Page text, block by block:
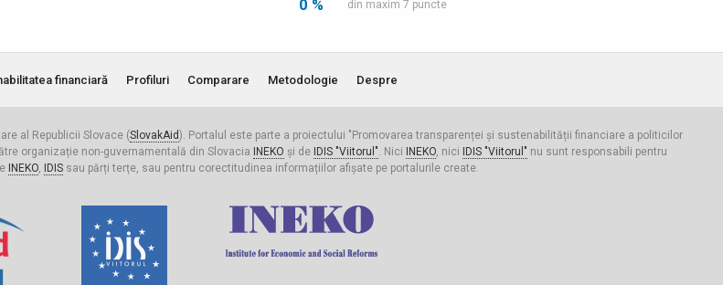
0 % din maxim 7 puncte
financiară Profiluri Comparare Metodologie Despre
al Republicii Slovace (SlovakAid ). Portalul este parte a proiectului "Promovarea transparenței și sustenabilității financiare a politicilor
organizație non-guvernamentală din Slovacia
INEKO și de IDIS "Viitorul". Nici INEKO, nici IDIS "Viitorul" nu sunt responsabili pentru
INEKO, IDISsau părți terțe, sau pentru corectitudinea informațiilor afișate pe portalurile create.